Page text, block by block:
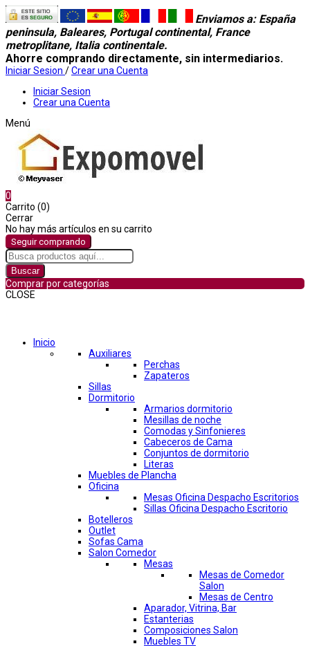
Enviamos a: España
peninsula, Baleares, Portugal continental, France
metroplitane, Italia continentale.
Ahorre comprando directamente, sin intermediarios.
Iniciar Sesion /Crear una Cuenta
Iniciar Sesion
Crear una Cuenta
Menú
0
Carrito (0)
Cerrar
No hay más artículos en su carrito
Seguir comprando
Buscar
Comprar por categorías
CLOSE
Inicio
Auxiliares
Perchas
Zapateros
Sillas
Dormitorio
Armarios dormitorio
Mesillas de noche
Comodas y Sinfonieres
Cabeceros de Cama
Conjuntos de dormitorio
Literas
Muebles de Plancha
Oficina
Mesas Oficina Despacho Escritorios
Sillas Oficina Despacho Escritorio
Botelleros
Outlet
Sofas Cama
Salon Comedor
Mesas
Mesas de Comedor
Salon
Mesas de Centro
Aparador, Vitrina, Bar
Estanterias
Composiciones Salon
Muebles TV